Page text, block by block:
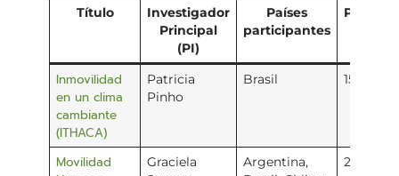
Título
Investigador
Principal
(PI)
Países
participantes
Inmovilidad
en un clima
cambiante
(ITHACA)
Patricia
Pinho
Brasil 150,000
Movilidad
Graciela
Argentina,
200,000